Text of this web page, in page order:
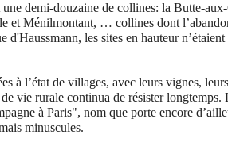
demi-douzaine de collines: la Butte-
et Ménilmontant, … collines dont
d'Haussmann, les sites en hauteur
à l’état de villages, avec leurs vignes,
vie rurale continua de résister longtemps.
à Paris", nom que porte encore
minuscules.